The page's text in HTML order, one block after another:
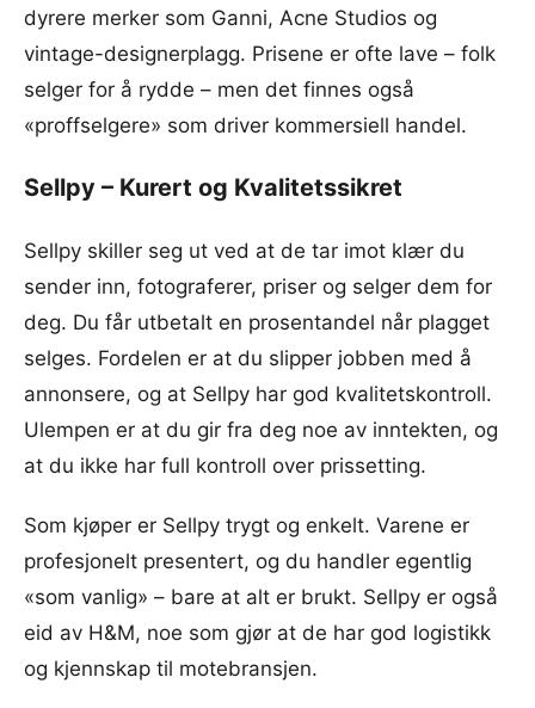
dyrere merker som Ganni, Acne Studios og
vintage-designerplagg. Prisene er ofte lave – folk
selger for å rydde – men det finnes også
«proffselgere» som driver kommersiell handel.
Sellpy – Kurert og Kvalitetssikret
Sellpy skiller seg ut ved at de tar imot klær du
sender inn, fotograferer, priser og selger dem for
deg. Du får utbetalt en prosentandel når plagget
selges. Fordelen er at du slipper jobben med å
annonsere, og at Sellpy har god kvalitetskontroll.
Ulempen er at du gir fra deg noe av inntekten, og
at du ikke har full kontroll over prissetting.
Som kjøper er Sellpy trygt og enkelt. Varene er
profesjonelt presentert, og du handler egentlig
«som vanlig» – bare at alt er brukt. Sellpy er også
eid av H&M, noe som gjør at de har god logistikk
og kjennskap til motebransjen.